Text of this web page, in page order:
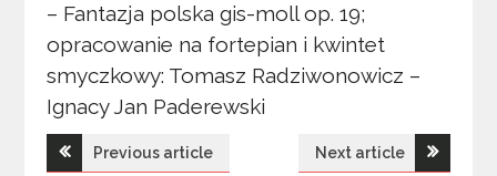
– Fantazja polska gis-moll op. 19;
opracowanie na fortepian i kwintet
smyczkowy: Tomasz Radziwonowicz –
Ignacy Jan Paderewski
Nawigacja
Previous article Next article